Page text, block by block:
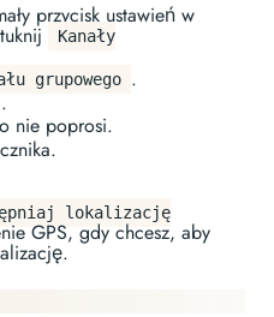
przycisk ustawień w
Kanały
grupowego .
nie poprosi.
lokalizację
GPS, gdy chcesz, aby